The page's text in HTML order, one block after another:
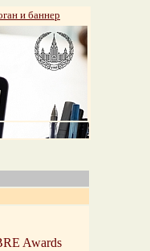
и баннер
Awards